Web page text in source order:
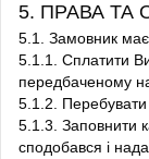
5. ПРАВА ТА
5.1. Замовник має
5.1.1. Сплатити
передбаченому
5.1.2. Перебувати
5.1.3. Заповнити
сподобався і